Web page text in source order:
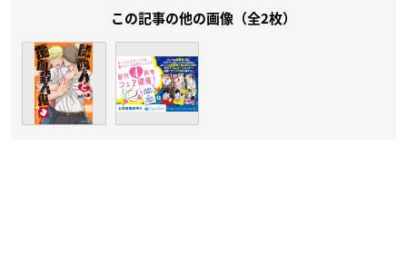
この記事の他の画像（全2枚）